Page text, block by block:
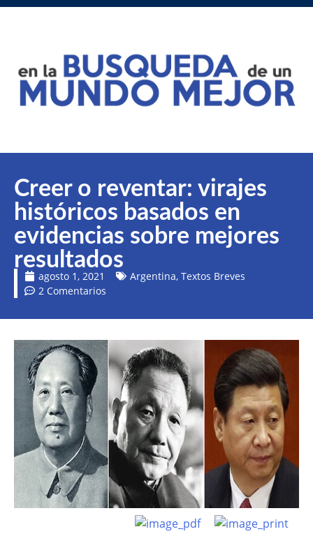
Creer o reventar: virajes
históricos basados en
evidencias sobre mejores
resultados
agosto 1, 2021 Argentina, Textos Breves
2 Comentarios